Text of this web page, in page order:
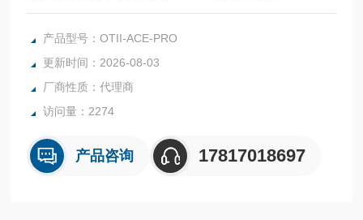
Otii Ace Pro 是一款可以精确提供电压和电流的仪器，并以高
采样率（高达 50ksps）和低步长同时测量电压和/或电流。它
能耗和电池寿命。
产品型号：OTII-ACE-PRO
更新时间：2026-08-03
厂商性质：代理商
访问量：2274
产品咨询 17817018697